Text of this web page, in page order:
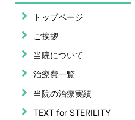
トップページ
ご挨拶
当院について
治療費一覧
当院の治療実績
TEXT for STERILITY